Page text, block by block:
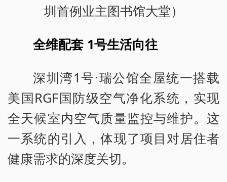
圳首例业主图书馆大堂）
全维配套 1号生活向往
深圳湾1号·瑞公馆全屋统一搭载
美国RGF国防级空气净化系统，实现
全天候室内空气质量监控与维护。这
一系统的引入，体现了项目对居住者
健康需求的深度关切。